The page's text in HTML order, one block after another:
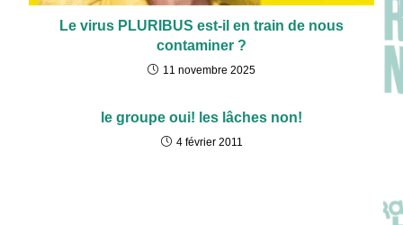
Le virus PLURIBUS est-il en train de nous
contaminer ?
11 novembre 2025
le groupe oui! les lâches non!
4 février 2011